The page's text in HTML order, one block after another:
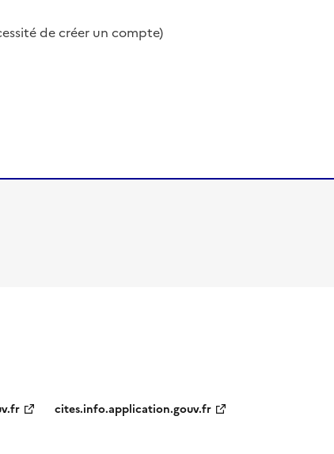
de créer un compte)
cites.info.application.gouv.fr